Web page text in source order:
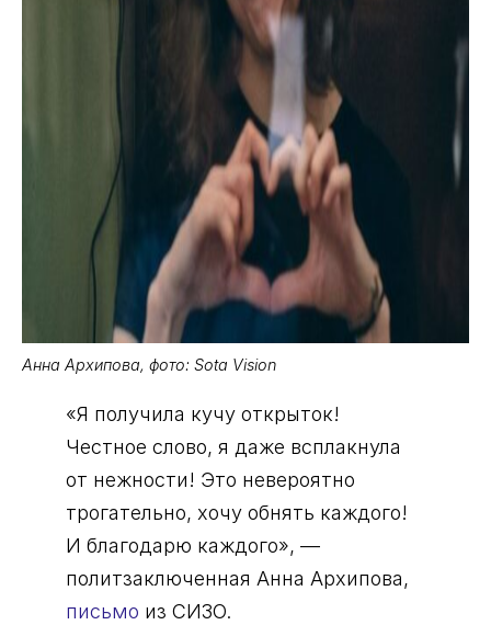
Анна Архипова, фото: Sota Vision
«Я получила кучу открыток!
Честное слово, я даже всплакнула
от нежности! Это невероятно
трогательно, хочу обнять каждого!
И благодарю каждого», —
политзаключенная Анна Архипова,
письмо из СИЗО.